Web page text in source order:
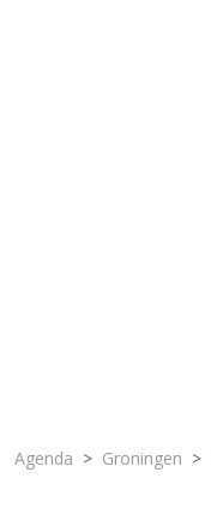
Agenda Groningen